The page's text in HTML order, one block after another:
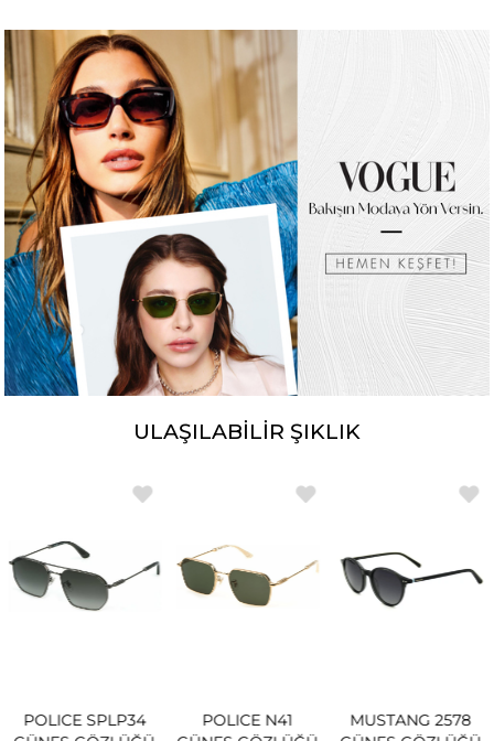
ULAŞILABİLİR ŞIKLIK
POLICE SPLP34
POLICE N41
MUSTANG 2578